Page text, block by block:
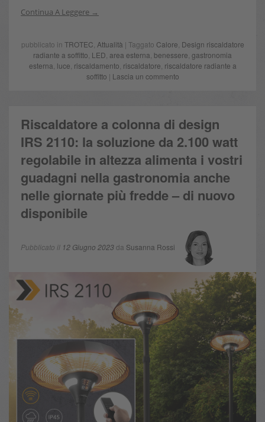
Continua A Leggere
pubblicato in TROTEC Attualità | Taggato Calore Design riscaldatore
radiante a soffitto LED area esterna benessere gastronomia
esterna luce riscaldamento riscaldatore riscaldatore radiante a
soffitto | Lascia un commento
Riscaldatore a colonna di design
IRS 2110: la soluzione da 2.100 watt
regolabile in altezza alimenta i vostri
guadagni nella gastronomia anche
nelle giornate più fredde – di nuovo
disponibile
Pubblicato il 12 Giugno 2023da Susanna Rossi